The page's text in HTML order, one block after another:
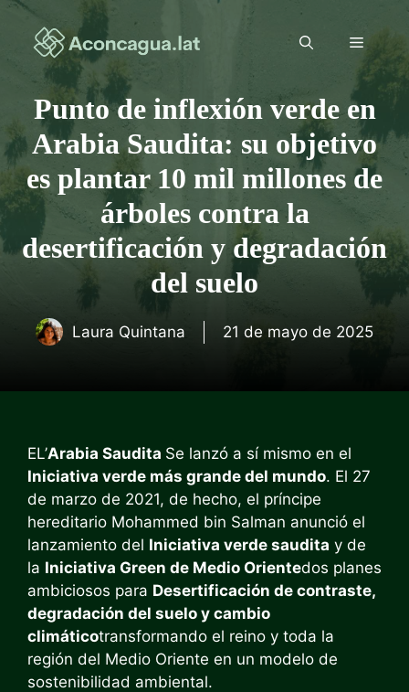
Saltar
contenido
Menú
Punto de inflexión verde en
Arabia Saudita: su objetivo
es plantar 10 mil millones de
árboles contra la
desertificación y degradación
del suelo
Laura Quintana 21 de mayo de 2025
EL’Arabia Saudita Se lanzó a sí mismo en el
Iniciativa verde más grande del mundo. El 27
de marzo de 2021, de hecho, el príncipe
hereditario Mohammed bin Salman anunció el
lanzamiento del Iniciativa verde saudita y de
la Iniciativa Green de Medio Orientedos planes
ambiciosos para Desertificación de contraste,
degradación del suelo y cambio
climáticotransformando el reino y toda la
región del Medio Oriente en un modelo de
sostenibilidad ambiental.